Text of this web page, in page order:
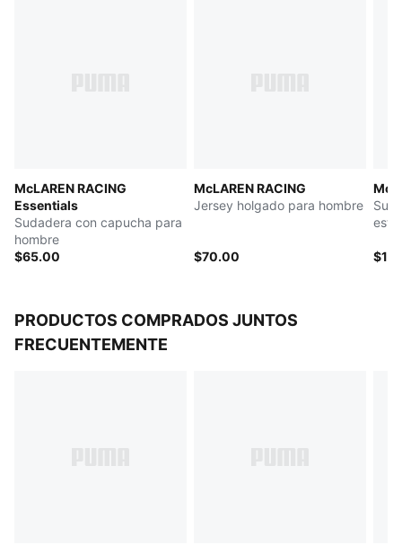
McLAREN RACING
Essentials
Sudadera con capucha para
hombre
$65.00
McLAREN RACING
Jersey holgado para hombre
$70.00
PRODUCTOS COMPRADOS JUNTOS
FRECUENTEMENTE